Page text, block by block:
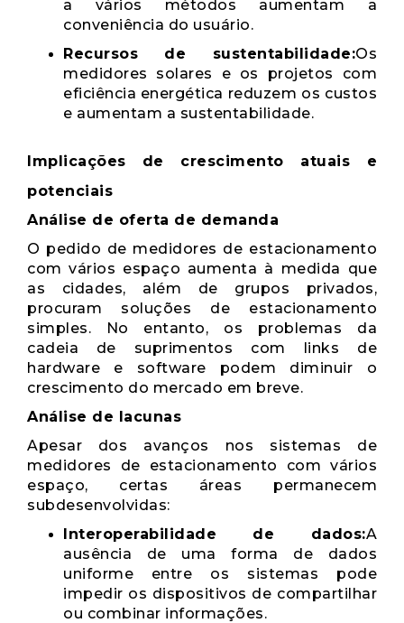
a vários métodos aumentam a
conveniência do usuário.
Recursos de sustentabilidade:Os
medidores solares e os projetos com
eficiência energética reduzem os custos
e aumentam a sustentabilidade.
Implicações de crescimento atuais e
potenciais
Análise de oferta de demanda
O pedido de medidores de estacionamento
com vários espaço aumenta à medida que
as cidades, além de grupos privados,
procuram soluções de estacionamento
simples. No entanto, os problemas da
cadeia de suprimentos com links de
hardware e software podem diminuir o
crescimento do mercado em breve.
Análise de lacunas
Apesar dos avanços nos sistemas de
medidores de estacionamento com vários
espaço, certas áreas permanecem
subdesenvolvidas:
Interoperabilidade de dados:A
ausência de uma forma de dados
uniforme entre os sistemas pode
impedir os dispositivos de compartilhar
ou combinar informações.